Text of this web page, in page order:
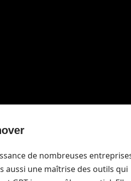
de nombreuses
aussi une maîtrise des outils qui